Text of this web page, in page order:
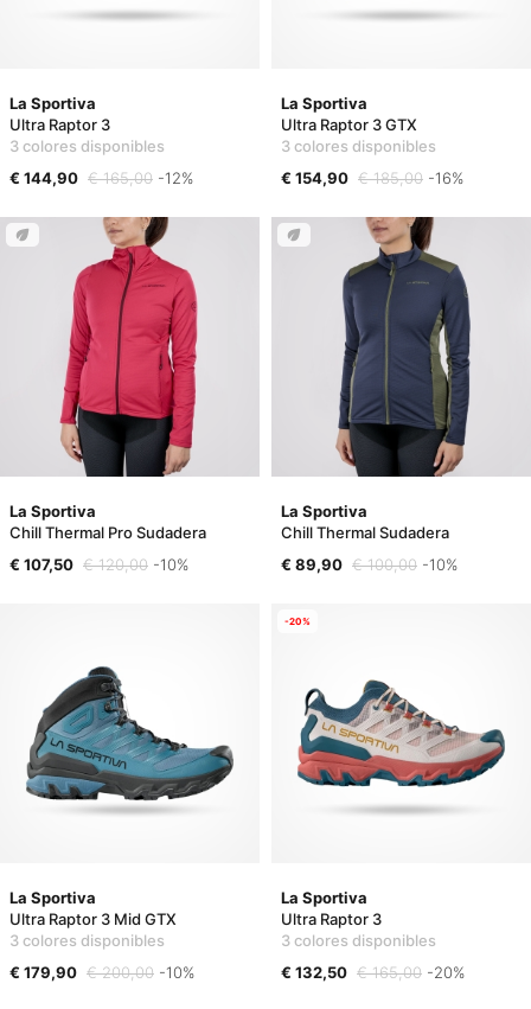
La Sportiva
Ultra Raptor 3
3 colores disponibles
€ 144,90 € 165,00 -12%
La Sportiva
Ultra Raptor 3 GTX
3 colores disponibles
€ 154,90 € 185,00 -16%
La Sportiva
Chill Thermal Pro Sudadera
€ 107,50 € 120,00 -10%
La Sportiva
Chill Thermal Sudadera
€ 89,90 € 100,00 -10%
La Sportiva
Ultra Raptor 3 Mid GTX
3 colores disponibles
€ 179,90 € 200,00 -10%
La Sportiva
Ultra Raptor 3
3 colores disponibles
€ 132,50 € 165,00 -20%
-20%